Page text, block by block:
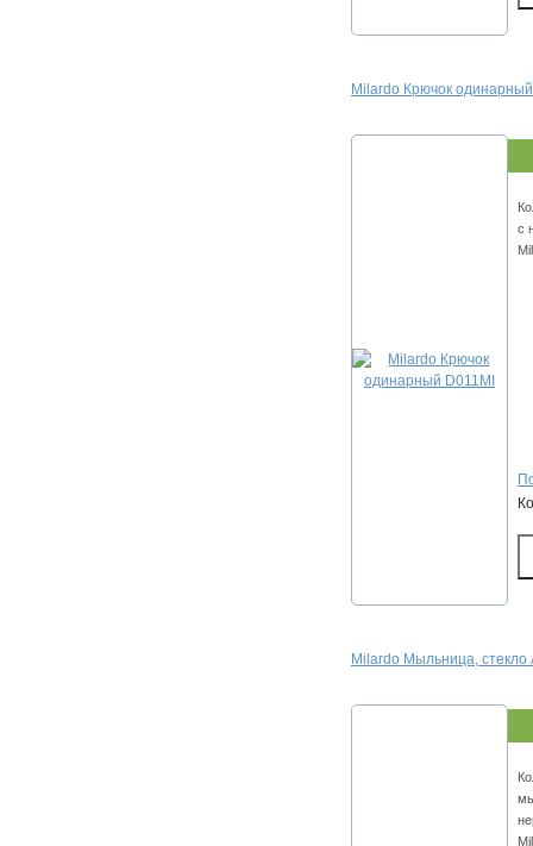
Milardo Крючок
с
Milardo Мыльница, стекло